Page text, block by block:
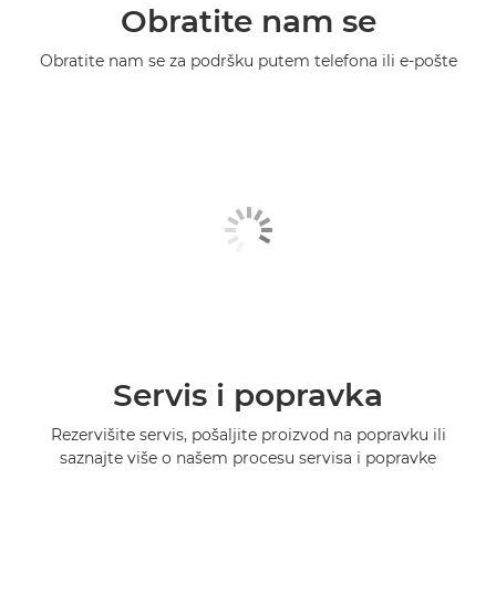
Obratite nam se
Obratite nam se za podršku putem telefona ili e-pošte
Servis i popravka
Rezervišite servis, pošaljite proizvod na popravku ili
saznajte više o našem procesu servisa i popravke